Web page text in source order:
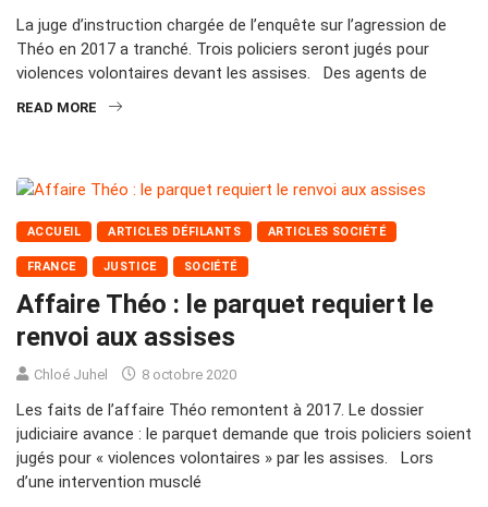
La juge d’instruction chargée de l’enquête sur l’agression de
Théo en 2017 a tranché. Trois policiers seront jugés pour
violences volontaires devant les assises. Des agents de
READ MORE
ACCUEIL ARTICLES DÉFILANTS ARTICLES SOCIÉTÉ
FRANCE JUSTICE SOCIÉTÉ
Affaire Théo : le parquet requiert le
renvoi aux assises
Chloé Juhel 8 octobre 2020
Les faits de l’affaire Théo remontent à 2017. Le dossier
judiciaire avance : le parquet demande que trois policiers soient
jugés pour « violences volontaires » par les assises. Lors
d’une intervention musclé